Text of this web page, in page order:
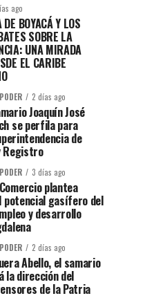
ago
BOYACÁ Y LOS
SOBRE LA
UNA MIRADA
EL CARIBE
2 días ago
Joaquín José
se perfila para
de
Registro
3 días ago
plantea
potencial gasífero del
y desarrollo
2 días ago
Abello, el samario
la dirección del
de la Patria